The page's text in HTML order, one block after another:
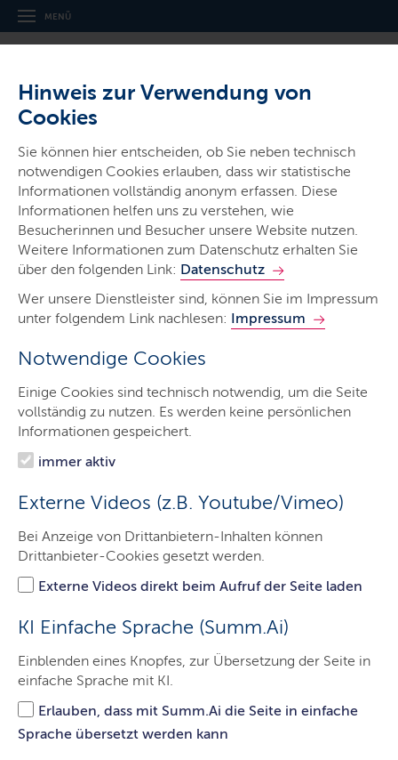
Hinweis zur Verwendung von
Cookies
Sie können hier entscheiden, ob Sie neben technisch
notwendigen Cookies erlauben, dass wir statistische
Informationen vollständig anonym erfassen. Diese
Informationen helfen uns zu verstehen, wie
Besucherinnen und Besucher unsere Website nutzen.
Weitere Informationen zum Datenschutz erhalten Sie
über den folgenden Link: Datenschutz
Wer unsere Dienstleister sind, können Sie im Impressum
unter folgendem Link nachlesen: Impressum
Notwendige Cookies
Einige Cookies sind technisch notwendig, um die Seite
vollständig zu nutzen. Es werden keine persönlichen
Informationen gespeichert.
immer aktiv
Externe Videos (z.B. Youtube/Vimeo)
Bei Anzeige von Drittanbietern-Inhalten können
Drittanbieter-Cookies gesetzt werden.
Externe Videos direkt beim Aufruf der Seite laden
KI Einfache Sprache (Summ.Ai)
Einblenden eines Knopfes, zur Übersetzung der Seite in
einfache Sprache mit KI.
Erlauben, dass mit Summ.Ai die Seite in einfache
Sprache übersetzt werden kann
MENÜ
Ministerium für Allgemeine und
Berufliche Bildung,
Wissenschaft, Forschung und
Kultur
Ministerien & Behörden
Start
Aktuelles
Ministerin
Ministerium
Themen
Presse
Was ist neu im neuen Schuljahr?
Im Schuljahr 2024/25 treten eine Reihe von